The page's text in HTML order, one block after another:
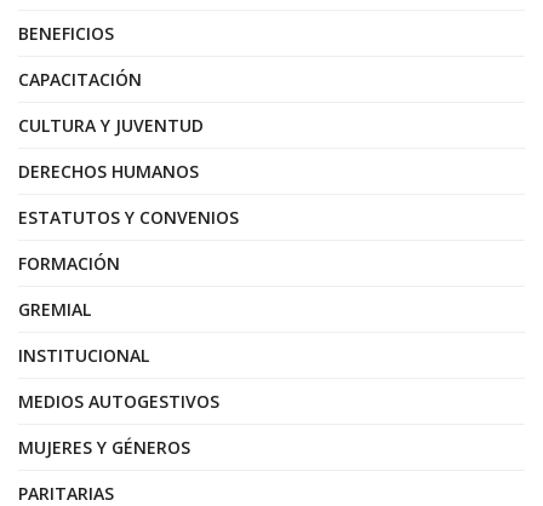
BENEFICIOS
CAPACITACIÓN
CULTURA Y JUVENTUD
DERECHOS HUMANOS
ESTATUTOS Y CONVENIOS
FORMACIÓN
GREMIAL
INSTITUCIONAL
MEDIOS AUTOGESTIVOS
MUJERES Y GÉNEROS
PARITARIAS